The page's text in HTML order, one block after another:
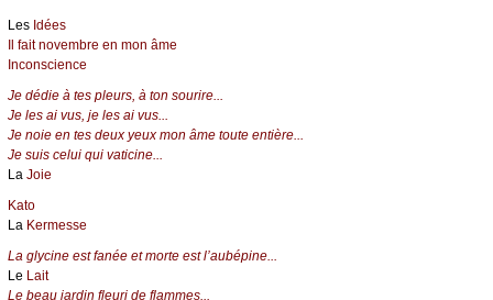
Les Idées
Il fait novembre en mon âme
Inconscience
Je dédie à tes pleurs, à ton sourire...
Je les ai vus, je les ai vus...
Je noie en tes deux yeux mon âme toute entière...
Je suis celui qui vaticine...
La Joie
Kato
La Kermesse
La glycine est fanée et morte est l’aubépine...
Le Lait
Le beau jardin fleuri de flammes...